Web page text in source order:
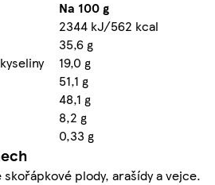
Na 100 g
2344 kJ/562 kcal
35,6 g
19,0 g
51,1 g
48,1 g
8,2 g
0,33 g
plody, arašídy a vejce.